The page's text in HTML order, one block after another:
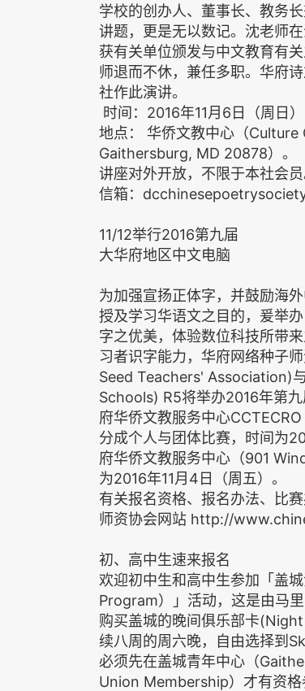
学校的创办人、董事长、教务
讲题，更是无以数记。沈老师
获有关单位颁发与中文教育有
师退而不休，兼任多职。华府
社作此演讲。
时间：2016年11月6日（周日
地点： 华侨文教中心（
Gaithersburg, MD 20878）。
讲座对外开放，不限于本社会
信箱：
11/12举行2016第九届
大华府地区中文电脑
为加强宣扬正体字，并鼓励海
授及学习华语文之目的，爰举
字之优美，体验数位科技所带
习者识字能力，华府网络种子
Seed Teachers' Association)
Schools) R5将举办2016年第
府华侨文教服务中心
分成个人与团体比赛，时间为
府华侨文教服务中心（901
为2016年11月4日（周五）。
有关报名资格、报名办法、比
师资协会网站 http://
初、高中生速来报名
欢迎初中生和高中生参加「盖
Program）」活动，这是由马
购买盖城的晚间俱乐部卡
续八周的周六晚，自由选择到
必须先在盖城青年中心（
Union Membership）才有资格